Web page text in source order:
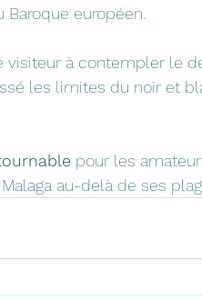
européen.
à contempler le
les limites du noir et
pour les
au-delà de ses